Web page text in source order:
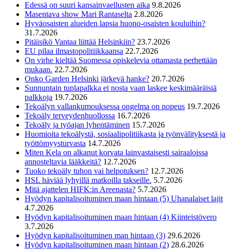
Edessä on suuri kansainvaellusten aika 9.8.2026
Masentava show Mari Rantaselta 2.8.2026
Hyväosaisten alueiden lapsia huono-osaisten kouluihin?
31.7.2026
Pitäisikö Vantaa liittää Helsinkiin? 23.7.2026
EU pilaa ilmastopolitiikkaansa 22.7.2026
On virhe kieltää Suomessa opiskelevia ottamasta perhettään
mukaan. 22.7.2026
Onko Garden Helsinki järkevä hanke? 20.7.2026
Sunnuntain tuplapalkka ei nosta vaan laskee keskimääräisiä
palkkoja 19.7.2026
Tekoälyn vallankumouksessa ongelma on nopeus 19.7.2026
Tekoäly terveydenhuollossa 16.7.2026
Tekoäly ja työajan lyhentäminen 15.7.2026
Huomioita tekoälystä, sosiaalipolitiikasta ja työnvälityksestä ja
työttömyysturvasta 14.7.2026
Miten Kela on alkanut korvata lainvastaisesti sairaaloissa
annosteltavia lääkkeitä? 12.7.2026
Tuoko tekoäly tuhon vai helpotuksen? 12.7.2026
HSL häviää lyhyillä matkoilla takseille. 5.7.2026
Mitä ajattelen HIFK:in Areenasta? 5.7.2026
Hyödyn kapitalisoituminen maan hintaan (5) Uhanalaiset lajit
4.7.2026
Hyödyn kapitalisoituminen maan hintaan (4) Kiinteistövero
3.7.2026
Hyödyn kapitalisoituminen man hintaan (3) 29.6.2026
Hyödyn kapitalisoituminen maan hintaan (2) 28.6.2026